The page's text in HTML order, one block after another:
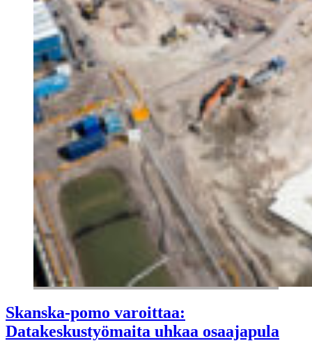
Skanska-pomo varoittaa:
Datakeskustyömaita uhkaa osaajapula